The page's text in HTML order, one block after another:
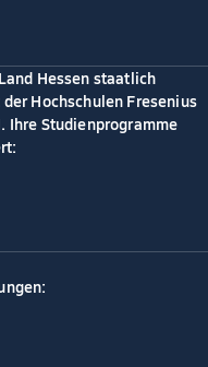
Hessen staatlich
Hochschulen Fresenius
Ihre Studienprogramme